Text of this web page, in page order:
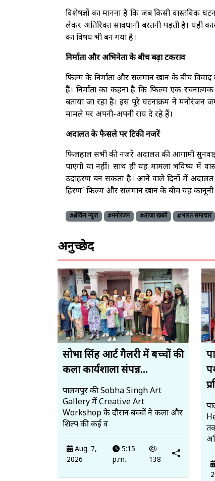
विशेषज्ञों का मानना है कि जब किसी वास्तविक
लेकर अतिरिक्त सावधानी बरतनी पड़ती है। यही
का विषय भी बन गया है।
निर्माता और अभिनेता के बीच बढ़ा टकराव
फिल्म के निर्माता और सलमान खान के बीच विवाद
हैं। निर्माता का कहना है कि फिल्म एक
बताया जा रहा है। इस पूरे घटनाक्रम ने
मामले पर अपनी-अपनी राय दे रहे हैं।
अदालत के फैसले पर टिकी नजरें
फिलहाल सभी की नजरें अदालत की आगामी सुनवाई
पाएगी या नहीं। साथ ही यह मामला भविष्य में
उदाहरण बन सकता है। आने वाले दिनों में अदालत
हिरण’ फिल्म और सलमान खान के बीच यह कानूनी
#ब्रेकिंग न्यूज़ #मनोरंजन #ताज़ा खबरें #भारत समाचार
अनुच्छेद
सोभा सिंह आर्ट गैलरी में बच्चों की
कला कार्यशाला संपन्न...
पालमपुर की Sobha Singh Art
Gallery में Creative Art
Workshop के दौरान बच्चों ने कला और
शिल्प की कई व
Aug. 7,
2026
5:15
p.m.
138